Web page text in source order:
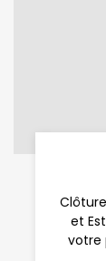
et
votre